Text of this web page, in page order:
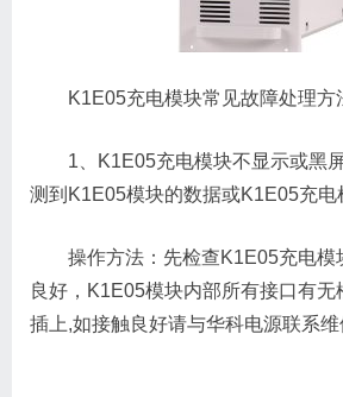
K1E05充电模块常见故障处理方
1、K1E05充电模块不显示或黑
测到K1E05模块的数据或K1E05充电
操作方法：先检查K1E05充电模
良好，K1E05模块内部所有接口有无
插上,如接触良好请与华科电源联系维